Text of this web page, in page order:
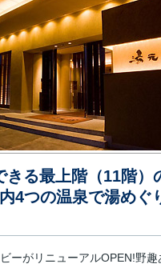
る最上階（11階）
4つの温泉で湯めぐ
ーがリニューアルOPEN!野趣